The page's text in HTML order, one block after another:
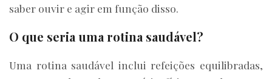
saber ouvir e agir em função disso.
O que seria uma rotina saudável?
Uma rotina saudável inclui refeições equilibradas,